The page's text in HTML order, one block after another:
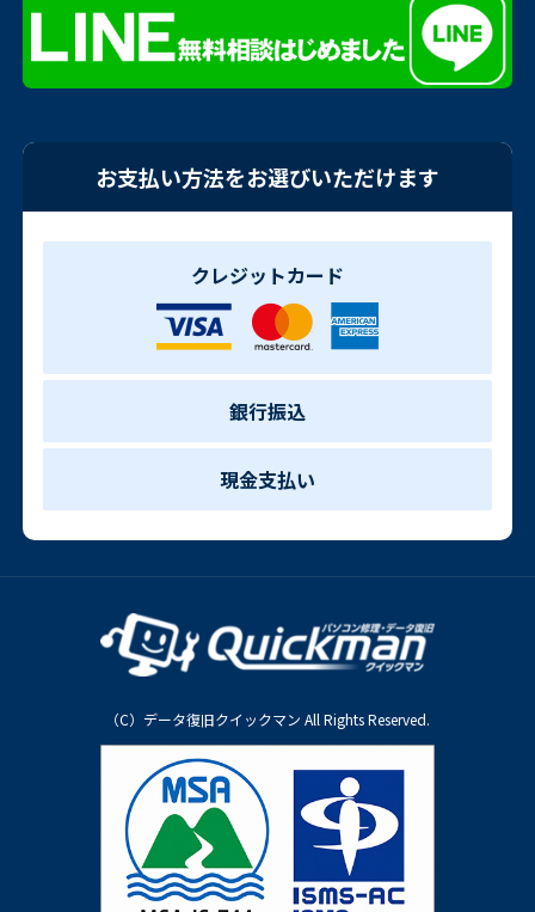
お支払い方法をお選びいただけます
クレジットカード
銀行振込
現金支払い
（C）データ復旧クイックマン All Rights Reserved.